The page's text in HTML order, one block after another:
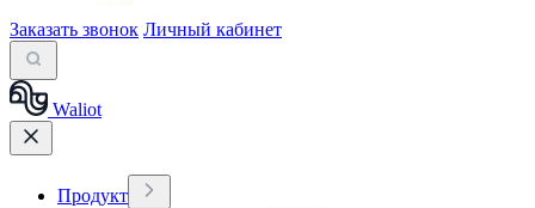
Заказать звонок Личный кабинет
Waliot
Продукт